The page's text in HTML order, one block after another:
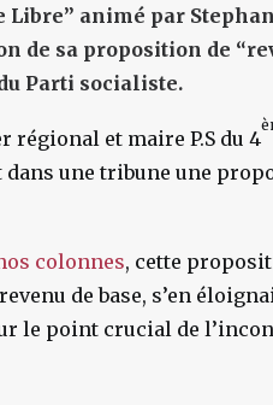
animé par
de sa proposition de
Parti socialiste.
régional et maire P.S du 4
une tribune une
colonnes, cette
de base, s’en
le point crucial de